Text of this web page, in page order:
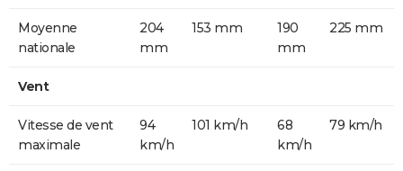
Moyenne
nationale
204
mm
153 mm
190
mm
225 mm
Vent
Vitesse de vent
maximale
94
km/h
101 km/h
68
km/h
79 km/h